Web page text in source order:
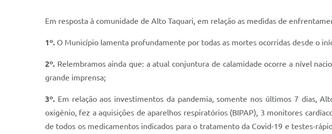
Em resposta à comunidade de Alto Taquari, em relação as medidas de
1º. O Município lamenta profundamente por todas as mortes ocorridas desde o
2º. Relembramos ainda que: a atual conjuntura de calamidade ocorre a nível
grande imprensa;
3º. Em relação aos investimentos da pandemia, somente nos últimos 7 dias,
oxigênio, fez a aquisições de aparelhos respiratórios (BIPAP), 3 monitores
de todos os medicamentos indicados para o tratamento da Covid-19 e testes-